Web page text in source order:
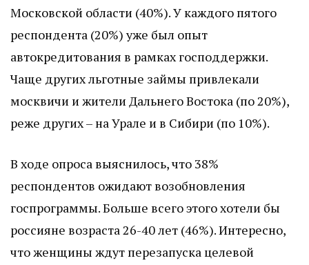
Московской области (40%). У каждого пятого
респондента (20%) уже был опыт
автокредитования в рамках господдержки.
Чаще других льготные займы привлекали
москвичи и жители Дальнего Востока (по 20%),
реже других – на Урале и в Сибири (по 10%).
В ходе опроса выяснилось, что 38%
респондентов ожидают возобновления
госпрограммы. Больше всего этого хотели бы
россияне возраста 26-40 лет (46%). Интересно,
что женщины ждут перезапуска целевой